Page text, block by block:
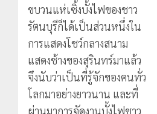
ขบวนแห่เซิ้งบั้งไฟของชาว
รัตนบุรีก็ได้เป็นส่วนหนึ่งใน
การแสดงโชว์กลางสนาม
แสดงช้างของสุรินทร์มาแล้ว
จึงนับว่าเป็นที่รู้จักของคนทั่ว
โลกมาอย่างยาวนาน และที่
ผ่านมาการจัดงานบั้งไฟชาว